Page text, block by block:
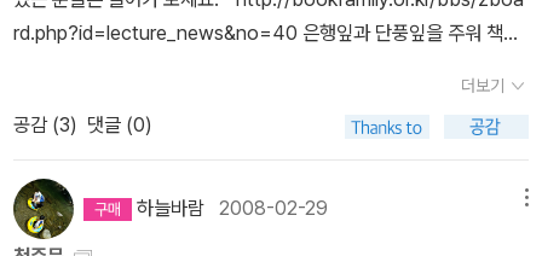
식물 이름 수수께끼 김양진 지음, 권석인 그림 / 루덴스 / 2011년 2월
이킹 / 2011년 2월 단순히 1-9까지의 숫자를 이리저리 연결해서 맞
추는 스도쿠 문제가 아닌 보다 고난이도의 다양한 스도쿠가 나왔다고
하니, 궁금해서 견딜 수 없다.어른들에게도 좋지만, 머리를 써서 문제
를 풀어야 하기 때문에 숫자와 친숙해져야하는 초등생들에게 더할나
위 없이 좋은 책이다.수학에 흠뻑 빠질 수 있을까 Pavel V. Chulkov
다.미국으로 입양된 소녀라 민경이 대신 '제니'라는 이름을 썼지만.^^
>> 접힌 부분 펼치기 >> << 펼친 부분 접기 <<파주 출판단지에서
만나 볼 분들을 모두 만나고, 2200번 버스를 타고 헤이리로 갔어요.
은 곳 번호를 확인하고 찾아갔어요.담쟁이가 손에 손을 잡고 환영했
어요. 출사나온 여자분들이 여럿 눈에 띄었는데, 그들은 담쟁이를 찍
고 나는 그녀들을 찍고...막다른 길목에서 만난 빨간 우편함...어디서
든 빨간 우편함을 보면 웬디양이 떠오르죠.^^옛날 생각이 나는 물건
이 내가 읽어보았을 때 그야말로 아이들을 위한 책 다운느낌이 드는,
보니 재미있어한다. 하지만 나는 이 책을 다른 어른들에게도 읽어볼
만하다고 특별히 권하지는 않으리라. 특별히 동화에 관심있는 사람이
아니라면.어른들에게 권하라면 차라리 위의 <태진아 팬클럽 회장님>
책을 권할 것이다. 요즘 내게는 동화를 자꾸 따지면서 읽는 경향이 생
겨나고 있다.
유포되겠으나 아무리 임금이 쓰라고 권장하고 법으로 정한다 해도 그
백성이 사용하지 않으면 그뿐인 게야. 글이란 이런 것이지. 임금만 탓
할 것이 아니라 백성 하나하나가 각성해야 하느니라. 하여 너희들이
지금 하고 있는 그 일이 중요하다는 게야. 나라말을 만들어 놓기만 해
느니라. 이것이 어디 하루 아침에 이루어질 수 있는 일이더냐. 백 날이
걸리고, 천날이 걸릴 테지, 아니 몇 백 년이 걸릴지도 모르는 일이야.
어느 천 년에 그 많은 서책을 모두 나라말로 옮기느냐고 할지 모르겠
rd.php?id=lecture_news&no=40 은행잎과 단풍잎을 주워 책갈
입니다. 『우리 동네는 시끄럽다』의 정은숙 작가, 『나는 쇠무릎이야』
의 김향이 작가, 『태진아 팬클럽 회장님』의 이용포 작가가 ‘작가와의
만남’ 자리를 갖습니다. 저자와의 만남을 통해 작품을 보다 깊이 만날
수 있는 시간이 될 것입니다. 이 밖에도 ‘독서의 달’을 맞아 이곳저곳
에서 책과 관련한 많은 행사가 열립니다. 좋은 기회 놓치지 않고 참석
더보기
공감 (3) 댓글 (0)
하늘바람 2008-02-29